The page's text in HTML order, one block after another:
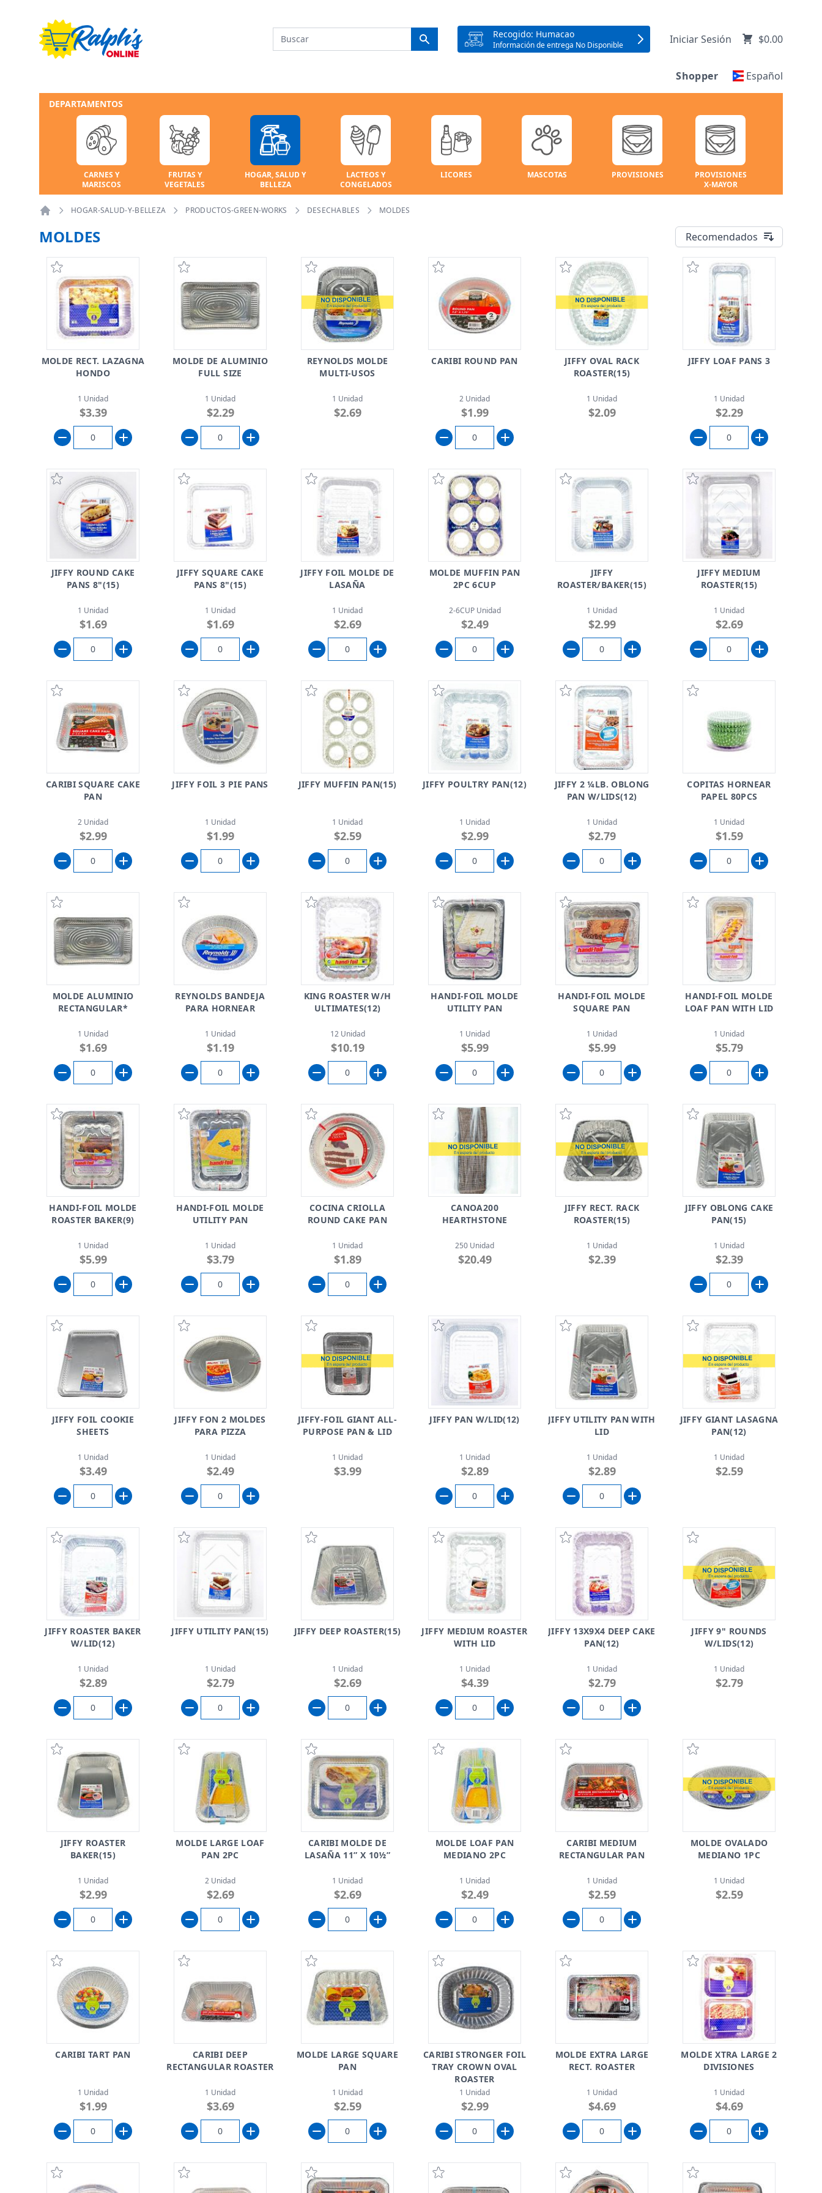
Recogido: Humacao
Información de entrega No Disponible Iniciar Sesión $0.00
Shopper Español
DEPARTAMENTOS
CARNES Y
MARISCOS
FRUTAS Y
VEGETALES
HOGAR, SALUD Y
BELLEZA
LACTEOS Y
CONGELADOS
LICORES MASCOTAS PROVISIONES
PROVISIONES
X-MAYOR
HOGAR-SALUD-Y-BELLEZA PRODUCTOS-GREEN-WORKS DESECHABLES MOLDES
MOLDES Recomendados
MOLDE RECT. LAZAGNA
HONDO
1 Unidad
$3.39
MOLDE DE ALUMINIO
FULL SIZE
1 Unidad
$2.29
REYNOLDS MOLDE
MULTI-USOS
1 Unidad
$2.69
CARIBI ROUND PAN
2 Unidad
$1.99
JIFFY OVAL RACK
ROASTER(15)
1 Unidad
$2.09
JIFFY LOAF PANS 3
1 Unidad
$2.29
JIFFY ROUND CAKE
PANS 8"(15)
1 Unidad
$1.69
JIFFY SQUARE CAKE
PANS 8"(15)
1 Unidad
$1.69
JIFFY FOIL MOLDE DE
LASAÑA
1 Unidad
$2.69
MOLDE MUFFIN PAN
2PC 6CUP
2-6CUP Unidad
$2.49
JIFFY
ROASTER/BAKER(15)
1 Unidad
$2.99
JIFFY MEDIUM
ROASTER(15)
1 Unidad
$2.69
CARIBI SQUARE CAKE
PAN
2 Unidad
$2.99
JIFFY FOIL 3 PIE PANS
1 Unidad
$1.99
JIFFY MUFFIN PAN(15)
1 Unidad
$2.59
JIFFY POULTRY PAN(12)
1 Unidad
$2.99
JIFFY 2 ¼LB. OBLONG
PAN W/LIDS(12)
1 Unidad
$2.79
COPITAS HORNEAR
PAPEL 80PCS
1 Unidad
$1.59
MOLDE ALUMINIO
RECTANGULAR*
1 Unidad
$1.69
REYNOLDS BANDEJA
PARA HORNEAR
1 Unidad
$1.19
KING ROASTER W/H
ULTIMATES(12)
12 Unidad
$10.19
HANDI-FOIL MOLDE
UTILITY PAN
1 Unidad
$5.99
HANDI-FOIL MOLDE
SQUARE PAN
1 Unidad
$5.99
HANDI-FOIL MOLDE
LOAF PAN WITH LID
1 Unidad
$5.79
HANDI-FOIL MOLDE
ROASTER BAKER(9)
1 Unidad
$5.99
HANDI-FOIL MOLDE
UTILITY PAN
1 Unidad
$3.79
COCINA CRIOLLA
ROUND CAKE PAN
1 Unidad
$1.89
CANOA200
HEARTHSTONE
250 Unidad
$20.49
JIFFY RECT. RACK
ROASTER(15)
1 Unidad
$2.39
JIFFY OBLONG CAKE
PAN(15)
1 Unidad
$2.39
JIFFY FOIL COOKIE
SHEETS
1 Unidad
$3.49
JIFFY FON 2 MOLDES
PARA PIZZA
1 Unidad
$2.49
JIFFY-FOIL GIANT ALL-
PURPOSE PAN & LID
1 Unidad
$3.99
JIFFY PAN W/LID(12)
1 Unidad
$2.89
JIFFY UTILITY PAN WITH
LID
1 Unidad
$2.89
JIFFY GIANT LASAGNA
PAN(12)
1 Unidad
$2.59
JIFFY ROASTER BAKER
W/LID(12)
1 Unidad
$2.89
JIFFY UTILITY PAN(15)
1 Unidad
$2.79
JIFFY DEEP ROASTER(15)
1 Unidad
$2.69
JIFFY MEDIUM ROASTER
WITH LID
1 Unidad
$4.39
JIFFY 13X9X4 DEEP CAKE
PAN(12)
1 Unidad
$2.79
JIFFY 9" ROUNDS
W/LIDS(12)
1 Unidad
$2.79
JIFFY ROASTER
BAKER(15)
1 Unidad
$2.99
MOLDE LARGE LOAF
PAN 2PC
2 Unidad
$2.69
CARIBI MOLDE DE
LASAÑA 11” X 10½”
1 Unidad
$2.69
MOLDE LOAF PAN
MEDIANO 2PC
1 Unidad
$2.49
CARIBI MEDIUM
RECTANGULAR PAN
1 Unidad
$2.59
MOLDE OVALADO
MEDIANO 1PC
1 Unidad
$2.59
CARIBI TART PAN
1 Unidad
$1.99
CARIBI DEEP
RECTANGULAR ROASTER
1 Unidad
$3.69
MOLDE LARGE SQUARE
PAN
1 Unidad
$2.59
CARIBI STRONGER FOIL
TRAY CROWN OVAL
ROASTER
1 Unidad
$2.99
MOLDE EXTRA LARGE
RECT. ROASTER
1 Unidad
$4.69
MOLDE XTRA LARGE 2
DIVISIONES
1 Unidad
$4.69